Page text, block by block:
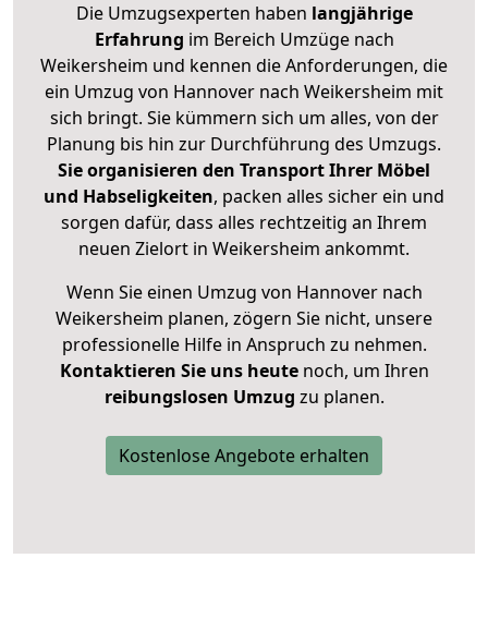
Die Umzugsexperten haben langjährige
Erfahrung im Bereich Umzüge nach
Weikersheim und kennen die Anforderungen, die
ein Umzug von Hannover nach Weikersheim mit
sich bringt. Sie kümmern sich um alles, von der
Planung bis hin zur Durchführung des Umzugs.
Sie organisieren den Transport Ihrer Möbel
und Habseligkeiten, packen alles sicher ein und
sorgen dafür, dass alles rechtzeitig an Ihrem
neuen Zielort in Weikersheim ankommt.
Wenn Sie einen Umzug von Hannover nach
Weikersheim planen, zögern Sie nicht, unsere
professionelle Hilfe in Anspruch zu nehmen.
Kontaktieren Sie uns heutenoch, um Ihren
reibungslosen Umzug zu planen.
Kostenlose Angebote erhalten